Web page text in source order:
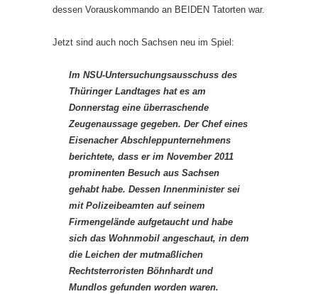
dessen Vorauskommando an BEIDEN Tatorten war.
Jetzt sind auch noch Sachsen neu im Spiel:
Im NSU-Untersuchungsausschuss des
Thüringer Landtages hat es am
Donnerstag eine überraschende
Zeugenaussage gegeben. Der Chef eines
Eisenacher Abschleppunternehmens
berichtete, dass er im November 2011
prominenten Besuch aus Sachsen
gehabt habe. Dessen Innenminister sei
mit Polizeibeamten auf seinem
Firmengelände aufgetaucht und habe
sich das Wohnmobil angeschaut, in dem
die Leichen der mutmaßlichen
Rechtsterroristen Böhnhardt und
Mundlos gefunden worden waren.